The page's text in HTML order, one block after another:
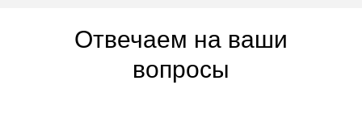
Отвечаем на ваши
вопросы